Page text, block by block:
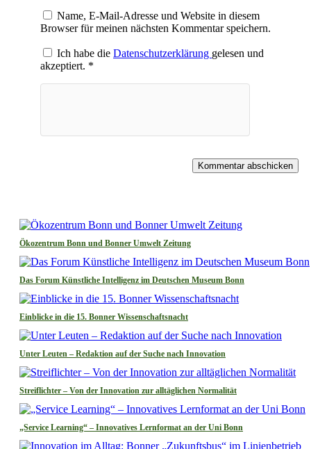
Name, E-Mail-Adresse und Website in diesem
Browser für meinen nächsten Kommentar speichern.
Ich habe die Datenschutzerklärung gelesen und
akzeptiert. *
Kommentar abschicken
Ökozentrum Bonn und Bonner Umwelt Zeitung
Das Forum Künstliche Intelligenz im Deutschen Museum Bonn
Einblicke in die 15. Bonner Wissenschaftsnacht
Unter Leuten – Redaktion auf der Suche nach Innovation
Streiflichter – Von der Innovation zur alltäglichen Normalität
„Service Learning“ – Innovatives Lernformat an der Uni Bonn